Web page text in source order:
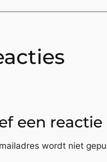
een reactie
wordt niet